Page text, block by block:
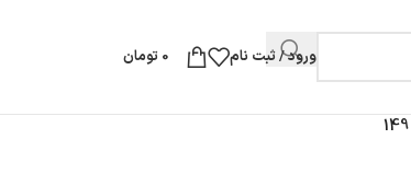
ورود / ثبت نام 0 تومان